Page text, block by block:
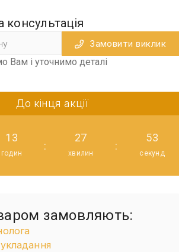
Замовити виклик
Вам і уточнимо деталі
До кінця акції
13
годин
:
27
хвилин
:
53
секунд
замовляють: